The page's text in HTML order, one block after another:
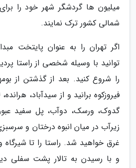
میلیون ها گردشگر شهر خود را
شمالی کشور ترک نمایند.
اگر تهران را به عنوان پایتخت
توانید با وسیله شخصی از راستا
را شروع کنید. بعد از گذشتن از
فیروزکوه برانید و از سیدآباد،
گدوک، ورسک، دوآب، پل سفید
زیرآب در میان انبوه درختان و
غرق خواهید شد. راستا را تا
و با رسیدن به تالار پشت سفلی